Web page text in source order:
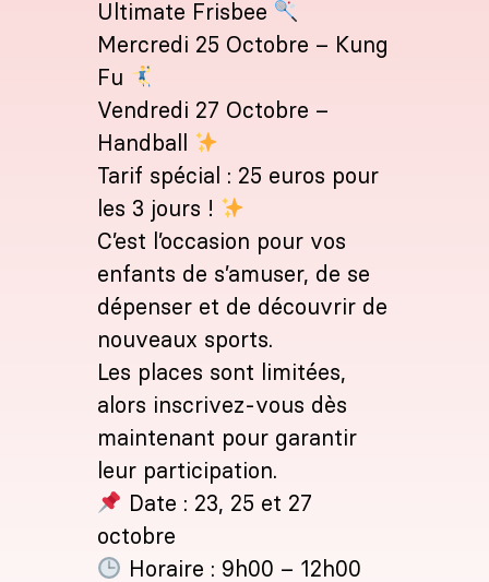
Ultimate Frisbee
Mercredi 25 Octobre – Kung
Fu
Vendredi 27 Octobre –
Handball
Tarif spécial : 25 euros pour
les 3 jours !
C’est l’occasion pour vos
enfants de s’amuser, de se
dépenser et de découvrir de
nouveaux sports.
Les places sont limitées,
alors inscrivez-vous dès
maintenant pour garantir
leur participation.
Date : 23, 25 et 27
octobre
Horaire : 9h00 – 12h00